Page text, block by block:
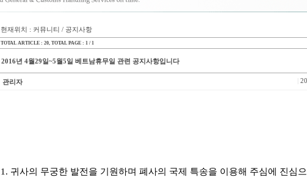
현재위치 : 커뮤니티 / 공지사항
TOTAL ARTICLE : 20 , TOTAL PAGE : 1 / 1
2016년 4월29일~5월5일 베트남휴무일 관련 공지사항입니다
관리자
1. 귀사의 무궁한 발전을 기원하며 폐사의 국제 특송을 이용해 주심에 진심